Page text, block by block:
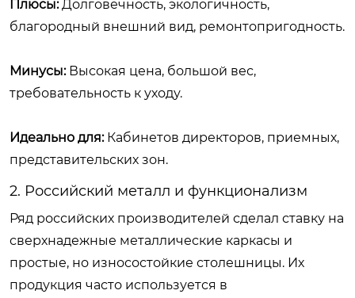
Плюсы:Долговечность, экологичность,
благородный внешний вид, ремонтопригодность.
Минусы:Высокая цена, большой вес,
требовательность к уходу.
Идеально для:Кабинетов директоров, приемных,
представительских зон.
2. Российский металл и функционализм
Ряд российских производителей сделал ставку на
сверхнадежные металлические каркасы и
простые, но износостойкие столешницы. Их
продукция часто используется в